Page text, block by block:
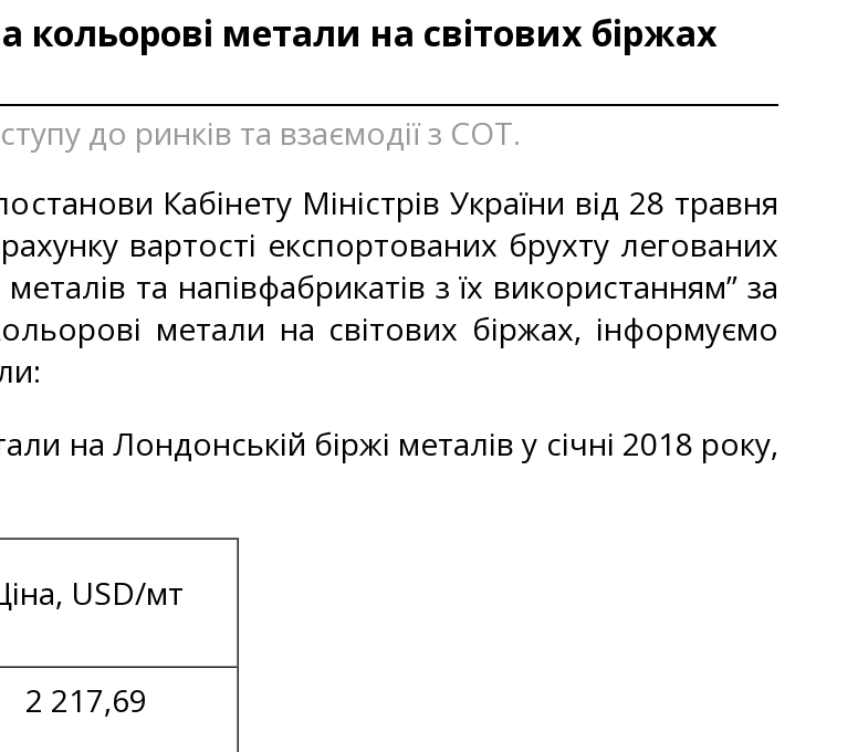
кольорові метали на світових біржах
до ринків та взаємодії з СОТ.
Кабінету Міністрів України від 28 травня
вартості експортованих брухту легованих
та напівфабрикатів з їх використанням” за
метали на світових біржах, інформуємо
на Лондонській біржі металів у січні 2018 року,
USD/мт
2 217,69